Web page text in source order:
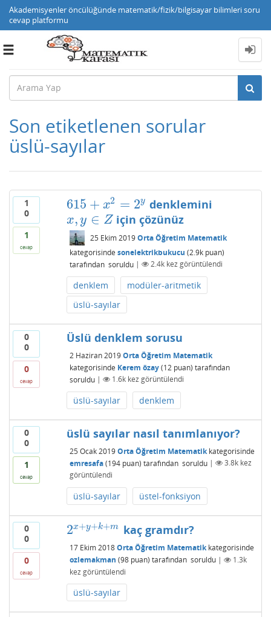
Akademisyenler öncülüğünde matematik/fizik/bilgisayar bilimleri soru
cevap platformu
Toggle
Son etiketlenen sorular
üslü-sayılar
1
0
1
cevap
615 + x2 = 2y
615+x2 =2y denklemini
x, y ∈ Z
x,y∈ Z için çözünüz
25 Ekim 2019 Orta Öğretim Matematik
kategorisinde sonelektrikbukucu (2.9kpuan)
tarafından soruldu | 2.4kkez görüntülendi
denklem
modüler-aritmetik
üslü-sayılar
0
0
0
cevap
Üslü denklem sorusu
2 Haziran 2019 Orta Öğretim Matematik
kategorisinde Kerem özay (12 puan) tarafından
soruldu | 1.6kkez görüntülendi
üslü-sayılar denklem
0
0
1
cevap
üslü sayılar nasıl tanımlanıyor?
25 Ocak 2019 Orta Öğretim Matematikkategorisinde
emresafa (194puan) tarafından soruldu | 3.8kkez
görüntülendi
üslü-sayılar üstel-fonksiyon
0
0
0
cevap
2x+y+k+m
2x+y+k+m kaç gramdır?
17 Ekim 2018 Orta Öğretim Matematikkategorisinde
ozlemakman (98puan) tarafından soruldu |
1.3k
kez görüntülendi
üslü-sayılar